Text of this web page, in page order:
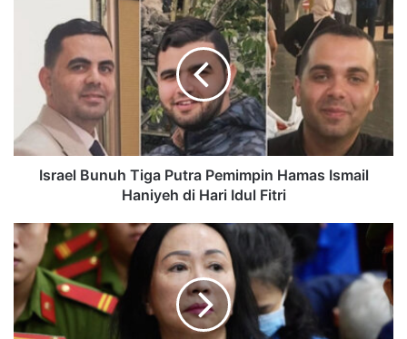
Israel Bunuh Tiga Putra Pemimpin Hamas Ismail
Haniyeh di Hari Idul Fitri